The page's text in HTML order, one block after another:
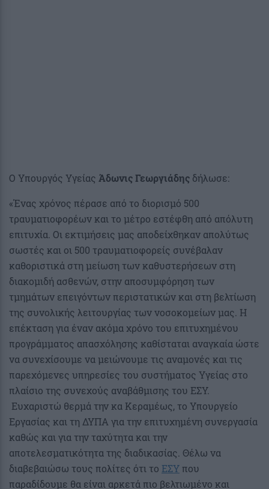
Ο Υπουργός Υγείας Άδωνις Γεωργιάδης δήλωσε:
«Ένας χρόνος πέρασε από το διορισμό 500
τραυματιοφορέων και το μέτρο εστέφθη από απόλυτη
επιτυχία. Οι εκτιμήσεις μας αποδείχθηκαν απολύτως
σωστές και οι 500 τραυματιοφορείς συνέβαλαν
καθοριστικά στη μείωση των καθυστερήσεων στη
διακομιδή ασθενών, στην αποσυμφόρηση των
τμημάτων επειγόντων περιστατικών και στη βελτίωση
της συνολικής λειτουργίας των νοσοκομείων μας. Η
επέκταση για έναν ακόμα χρόνο του επιτυχημένου
προγράμματος απασχόλησης καθίσταται αναγκαία ώστε
να συνεχίσουμε να μειώνουμε τις αναμονές και τις
παρεχόμενες υπηρεσίες του συστήματος Υγείας στο
πλαίσιο της συνεχούς αναβάθμισης του ΕΣΥ.
Ευχαριστώ θερμά την κα Κεραμέως, το Υπουργείο
Εργασίας και τη ΔΥΠΑ για την επιτυχημένη συνεργασία
καθώς και για την ταχύτητα και την
αποτελεσματικότητα της διαδικασίας. Θέλω να
διαβεβαιώσω τους πολίτες ότι το ΕΣΥ που
παραδίδουμε θα είναι αρκετά πιο βελτιωμένο και